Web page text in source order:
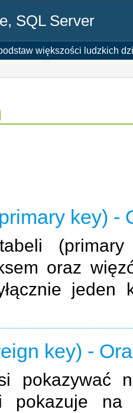
SQL Server
większości ludzkich
key) -
oraz
jeden
key) -
pokazywać
pokazuje